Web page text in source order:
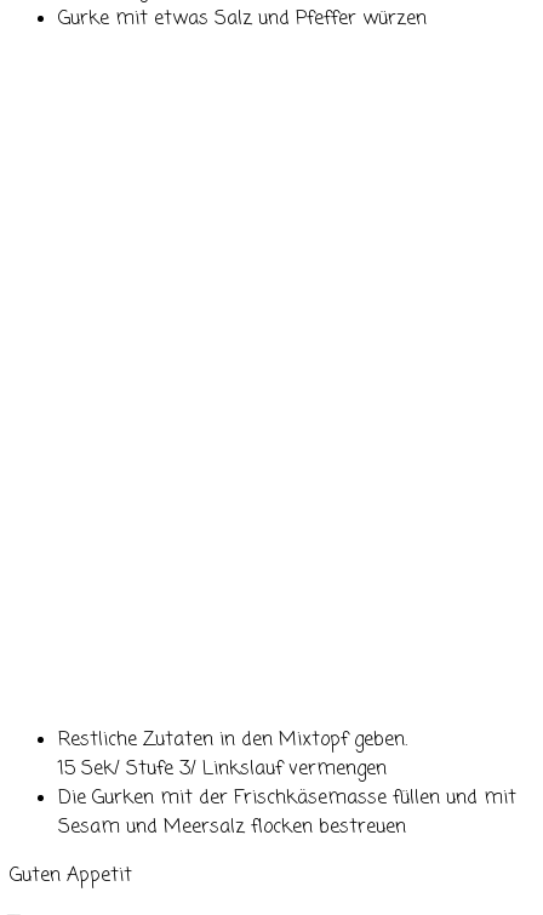
Gurke mit etwas Salz und Pfeffer würzen
Restliche Zutaten in den Mixtopf geben.
15 Sek/ Stufe 3/ Linkslauf vermengen
Die Gurken mit der Frischkäsemasse füllen und mit
Sesam und Meersalz flocken bestreuen
Guten Appetit